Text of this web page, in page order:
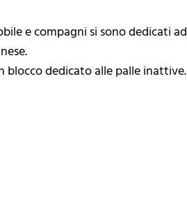
e compagni si sono dedicati ad
dedicato alle palle inattive.